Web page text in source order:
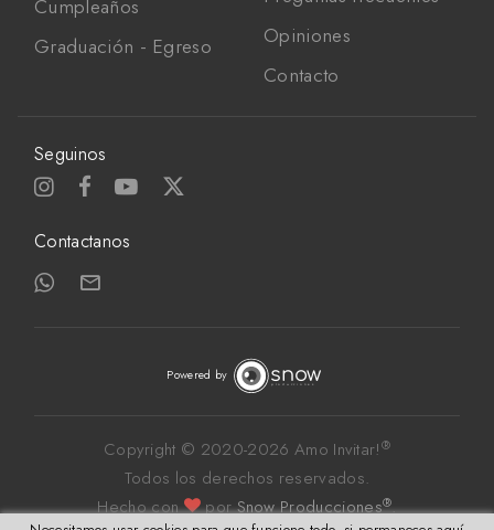
Cumpleaños
Graduación - Egreso
Opiniones
Contacto
Seguinos
Contactanos
Powered by
Copyright © 2020-2026 Amo Invitar!®
Todos los derechos reservados.
Hecho con
por Snow Producciones®.